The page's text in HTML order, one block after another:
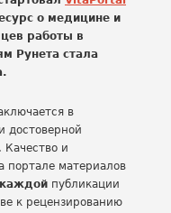
о медицине и
работы в
Рунета стала
в
достоверной
Качество и
портале материалов
каждой публикации
к рецензированию